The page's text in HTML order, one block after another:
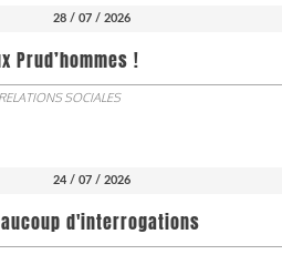
28 / 07 / 2026
Prud’hommes !
RELATIONS SOCIALES
24 / 07 / 2026
d'interrogations